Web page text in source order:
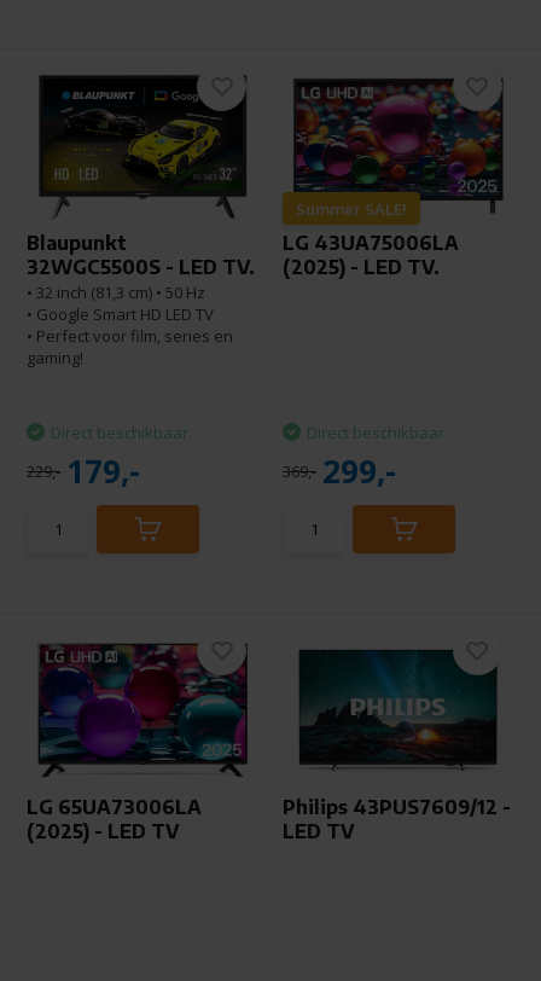
Blaupunkt
32WGC5500S - LED TV.
• 32 inch (81,3 cm) • 50 Hz
• Google Smart HD LED TV
• Perfect voor film, series en
gaming!
Direct beschikbaar
229,- 179,-
Summer SALE!
LG 43UA75006LA
(2025) - LED TV.
Direct beschikbaar
369,- 299,-
LG 65UA73006LA
(2025) - LED TV
Philips 43PUS7609/12 -
LED TV